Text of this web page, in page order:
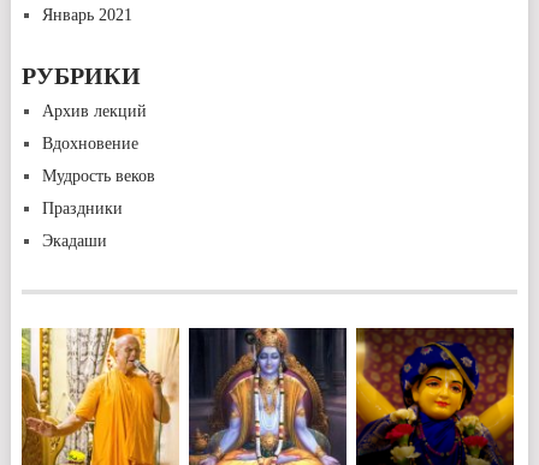
Январь 2021
РУБРИКИ
Архив лекций
Вдохновение
Мудрость веков
Праздники
Экадаши